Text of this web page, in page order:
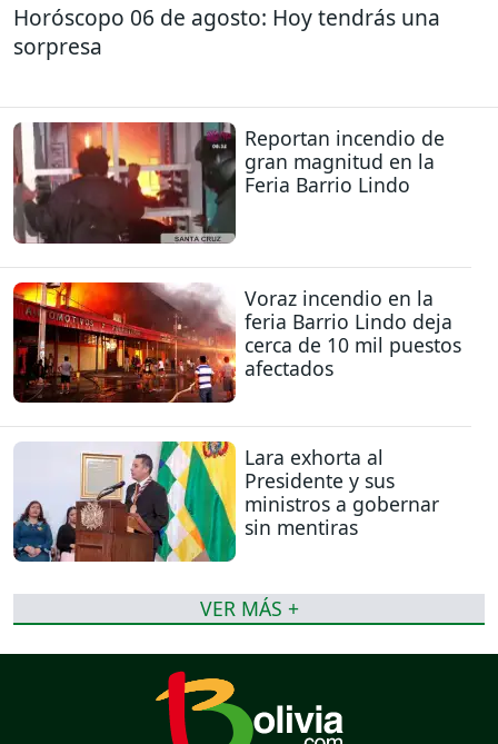
Horóscopo 06 de agosto: Hoy tendrás una
sorpresa
Reportan incendio de
gran magnitud en la
Feria Barrio Lindo
Voraz incendio en la
feria Barrio Lindo deja
cerca de 10 mil puestos
afectados
Lara exhorta al
Presidente y sus
ministros a gobernar
sin mentiras
VER MÁS +